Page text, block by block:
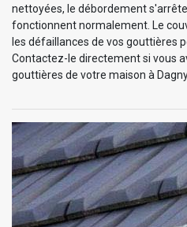
nettoyées, le débordement
fonctionnent normalement. Le
les défaillances de vos gouttières
Contactez-le directement si vous
gouttières de votre maison à